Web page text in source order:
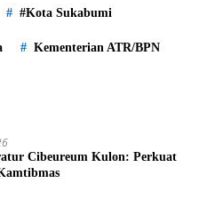
#Kota Sukabumi
Kementerian ATR/BPN
Cibeureum Kulon: Perkuat